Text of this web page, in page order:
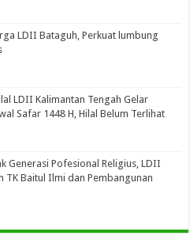
LDII Bataguh, Perkuat lumbung
LDII Kalimantan Tengah Gelar
Safar 1448 H, Hilal Belum Terlihat
Generasi Pofesional Religius, LDII
TK Baitul Ilmi dan Pembangunan